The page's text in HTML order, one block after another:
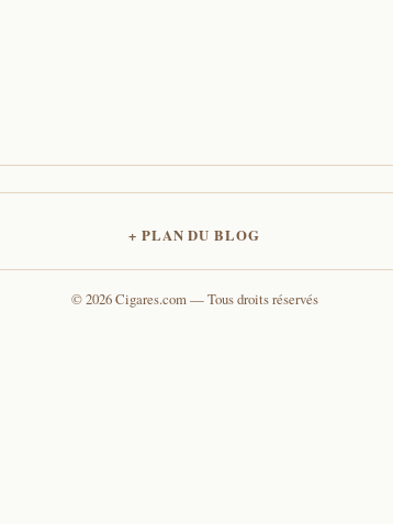
PLAN DU BLOG
© 2026 Cigares.com — Tous droits réservés